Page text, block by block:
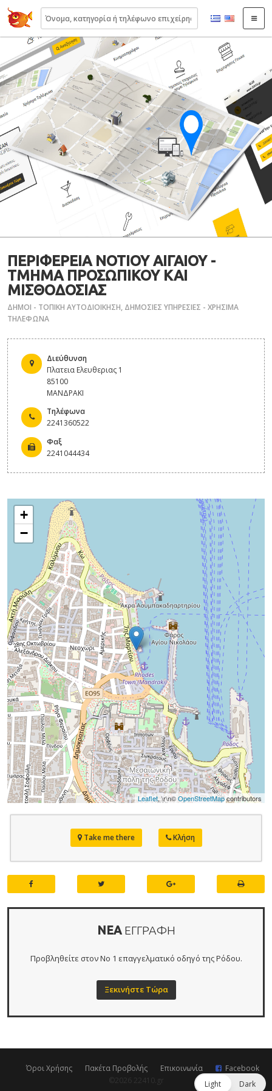
22410.gr
ΠΕΡΙΦΕΡΕΙΑ ΝΟΤΙΟΥ ΑΙΓΑΙΟΥ -
ΤΜΗΜΑ ΠΡΟΣΩΠΙΚΟΥ ΚΑΙ
ΜΙΣΘΟΔΟΣΙΑΣ
ΔΗΜΟΙ - ΤΟΠΙΚΗ ΑΥΤΟΔΙΟΙΚΗΣΗ, ΔΗΜΟΣΙΕΣ ΥΠΗΡΕΣΙΕΣ - ΧΡΗΣΙΜΑ
ΤΗΛΕΦΩΝΑ
Διεύθυνση
Πλατεια Ελευθεριας 1
85100
ΜΑΝΔΡΑΚΙ
Τηλέφωνα
2241360522
Φαξ
2241044434
+
−
Leaflet, \r\n©OpenStreetMapcontributors
Take me there Κλήση
ΝΕΑ ΕΓΓΡΑΦΗ
Προβληθείτε στον Νο 1 επαγγελματικό οδηγό της Ρόδου.
Ξεκινήστε Τώρα
Όροι Χρήσης Πακέτα Προβολής Επικοινωνία
Facebook
©2026 22410.gr
Light Dark